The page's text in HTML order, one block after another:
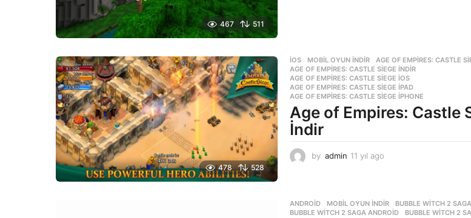
467 511
478 528
İOS ,MOBIL OYUN INDIR AGE OF EMPIRES: CASTLE
AGE OF EMPIRES: CASTLE SIEGE INDIR
AGE OF EMPIRES: CASTLE SIEGE IOS
AGE OF EMPIRES: CASTLE SIEGE IPAD
AGE OF EMPIRES: CASTLE SIEGE IPHONE
Age of Empires: Castle
İndir
by admin 11 yıl ago
l
a
ANDROID ,MOBIL OYUN INDIR BUBBLE WITCH 2 SAGA
BUBBLE WITCH 2 SAGA ANDROID
,BUBBLE WITCH 2